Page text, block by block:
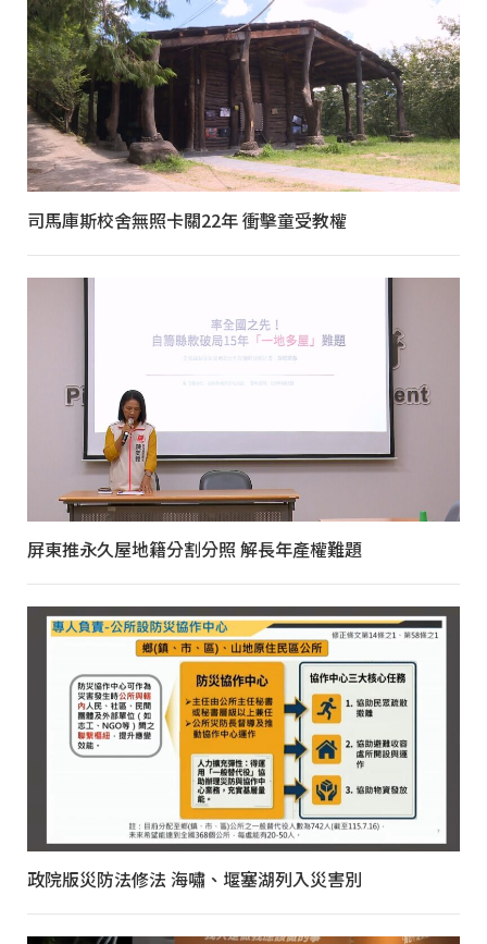
司馬庫斯校舍無照卡關22年 衝擊童受教權
屏東推永久屋地籍分割分照 解長年產權難題
政院版災防法修法 海嘯、堰塞湖列入災害別